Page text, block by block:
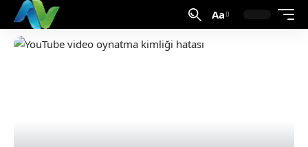
Aa